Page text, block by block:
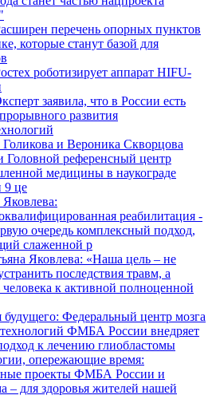
перечень опорных пунктов
которые станут базой для
роботизирует аппарат HIFU-
заявила, что в России есть
развития
Голикова и Вероника Скворцова
Головной референсный центр
медицины в наукограде
9 це
Яковлева:
реабилитация -
очередь комплексный подход,
слаженной р
Яковлева: «Наша цель – не
последствия травм, а
человека к активной полноценной
будущего: Федеральный центр мозга
ФМБА России внедряет
к лечению глиобластомы
опережающие время:
проекты ФМБА России и
– для здоровья жителей нашей